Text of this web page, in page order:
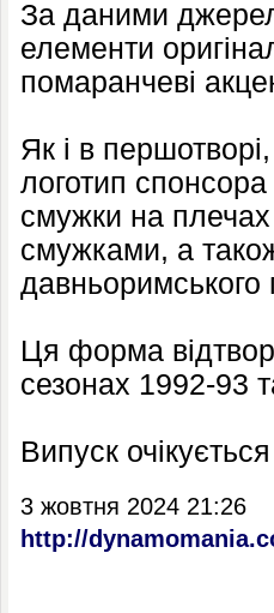
За даними
елементи
помаранчеві
Як і в
логотип
смужки на
смужками, а
давньоримського
Ця форма
сезонах 1992-93
Випуск
3 жовтня 2024 21:26
http://